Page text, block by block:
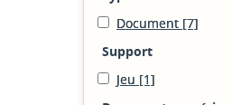
Document [7]
Support
Jeu [1]